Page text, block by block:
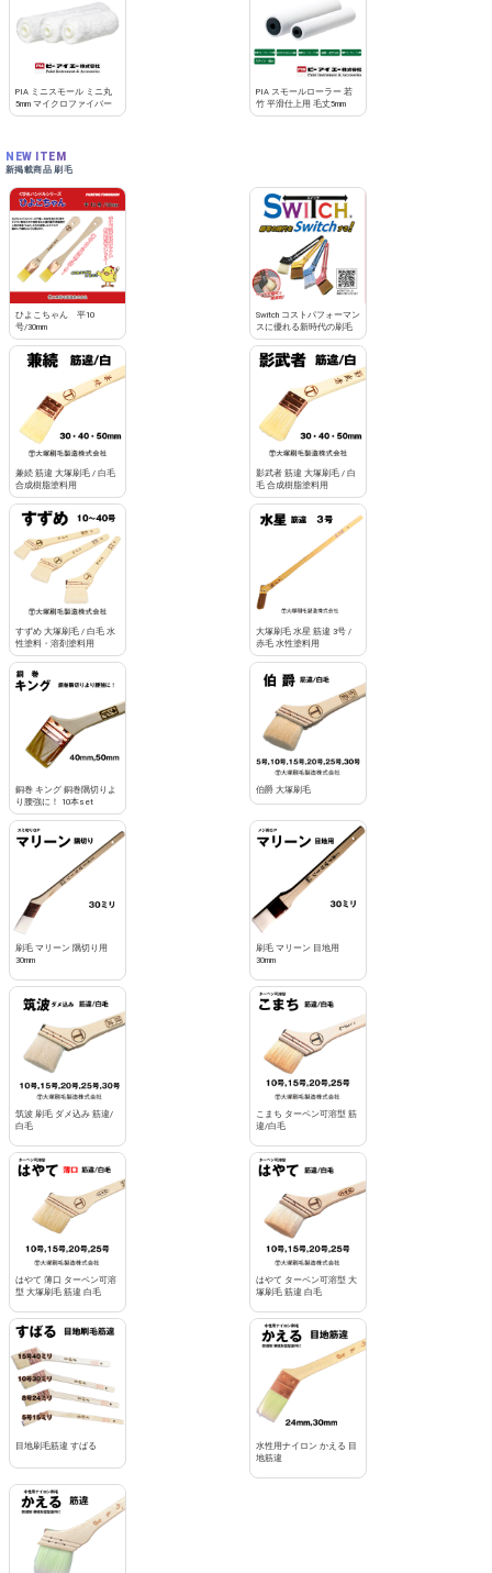
お買い物を続ける カートへ進む
PIA ミニスモール ミニ丸
5mm マイクロファイバー
PIA スモールローラー 若
竹 平滑仕上用 毛丈5mm
NEW ITEM
新掲載商品 刷毛
ひよこちゃん 平10
号/30mm
Switch コストパフォーマン
スに優れる新時代の刷毛
兼続 筋違 大塚刷毛 / 白毛
合成樹脂塗料用
影武者 筋違 大塚刷毛 / 白
毛 合成樹脂塗料用
すずめ 大塚刷毛 / 白毛 水
性塗料・溶剤塗料用
大塚刷毛 水星 筋違 3号 /
赤毛 水性塗料用
銅巻 キング 銅巻隅切りよ
り腰強に！ 10本set
伯爵 大塚刷毛
刷毛 マリーン 隅切り用
30mm
刷毛 マリーン 目地用
30mm
筑波 刷毛 ダメ込み 筋違/
白毛
こまち ターペン可溶型 筋
違/白毛
はやて 薄口 ターペン可溶
型 大塚刷毛 筋違 白毛
はやて ターペン可溶型 大
塚刷毛 筋違 白毛
目地刷毛筋違 すばる
水性用ナイロン かえる 目
地筋違